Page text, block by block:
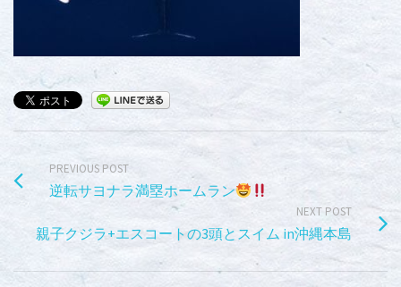
PREVIOUS POST
逆転サヨナラ満塁ホームラン
NEXT POST
親子クジラ+エスコートの3頭とスイム in沖縄本島